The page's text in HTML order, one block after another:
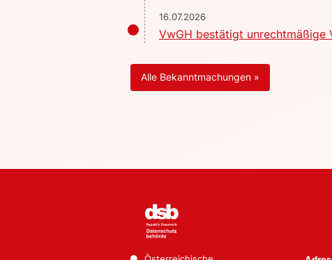
16.07.2026
VwGH bestätigt unrechtmäßige
Alle Bekanntmachungen »